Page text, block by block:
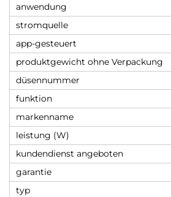
anwendung
stromquelle
app-gesteuert
produktgewicht ohne Verpackung
düsennummer
funktion
markenname
leistung (W)
kundendienst angeboten
garantie
typ